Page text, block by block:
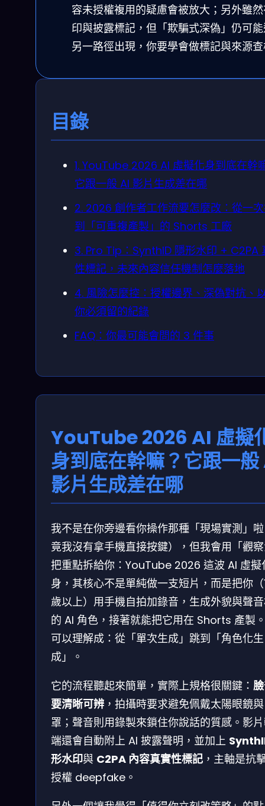
容未授權複用的疑慮會被放大；另外雖
印與披露標記，但「欺騙式深偽」仍可
另一路徑出現，你要學會做標記與來源
目錄
1. YouTube 2026 AI 虛擬化身到底在幹
它跟一般 AI 影片生成差在哪
2. 2026 創作者工作流要怎麼改：從一
到「可重複產製」的 Shorts 工廠
3. Pro Tip：SynthID 隱形水印 + C2PA
性標記，未來內容信任機制怎麼落地
4. 風險怎麼控：授權邊界、深偽對抗、
你必須留的紀錄
FAQ：你最可能會問的 3 件事
YouTube 2026 AI 虛擬
身到底在幹嘛？它跟一
影片生成差在哪
我不是在你旁邊看你操作那種「現場實測」
竟我沒有拿手機直接按鍵），但我會用「觀
把重點拆給你：YouTube 2026 這波 AI 虛擬
身，其核心不是單純做一支短片，而是把你（
歲以上）用手機自拍加錄音，生成外貌與聲
的 AI 角色，接著就能把它用在 Shorts 產製
可以理解成：從「單次生成」跳到「角色化生
成」。
它的流程聽起來簡單，實際上規格很關鍵：
要清晰可辨 ，拍攝時要求避免佩戴太陽眼鏡
罩；聲音則用錄製來鎖住你說話的質感。影
端還會自動附上 AI 披露聲明，並加上
形水印與 C2PA 內容真實性標記 ，主軸是抗
授權 deepfake。